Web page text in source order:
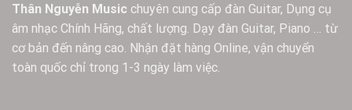
Thân Nguyễn Music chuyên cung cấp đàn Guitar, Dụng cụ
âm nhạc Chính Hãng, chất lượng. Dạy đàn Guitar, Piano … từ
cơ bản đến nâng cao. Nhận đặt hàng Online, vận chuyển
toàn quốc chỉ trong 1-3 ngày làm việc.